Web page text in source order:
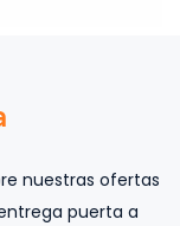
nuestras ofertas
puerta a